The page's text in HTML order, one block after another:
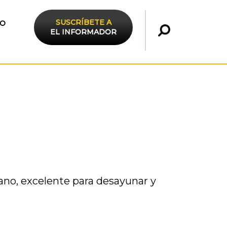
SUSCRÍBETE A
EL INFORMADOR
excelente para desayunar y